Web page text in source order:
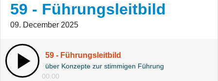
59 - Führungsleitbild
09. December 2025
59 - Führungsleitbild
über Konzepte zur stimmigen Führung
00:00